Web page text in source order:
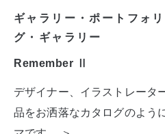
ギャラリー・ポートフォ
グ・ギャラリー
Remember Ⅱ
デザイナー、イラストレータ
品をお洒落なカタログのよう